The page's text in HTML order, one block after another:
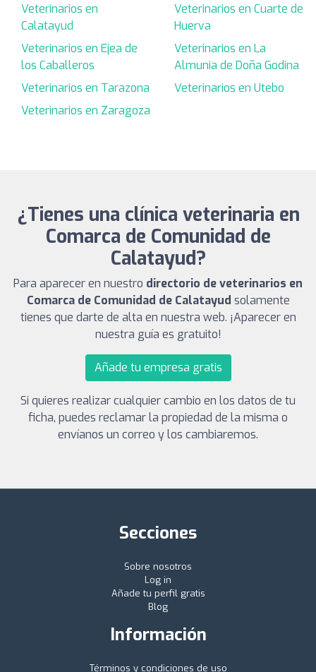
Veterinarios en
Calatayud
Veterinarios en Cuarte de
Huerva
Veterinarios en Ejea de
los Caballeros
Veterinarios en La
Almunia de Doña Godina
Veterinarios en Tarazona
Veterinarios en Utebo
Veterinarios en Zaragoza
¿Tienes una clínica veterinaria en
Comarca de Comunidad de
Calatayud?
Para aparecer en nuestro directorio de veterinarios en
Comarca de Comunidad de Calatayud solamente
tienes que darte de alta en nuestra web. ¡Aparecer en
nuestra guía es gratuito!
Añade tu empresa gratis
Si quieres realizar cualquier cambio en los datos de tu
ficha, puedes reclamar la propiedad de la misma o
envíanos un correo y los cambiaremos.
Secciones
Sobre nosotros
Log in
Añade tu perfil gratis
Blog
Información
Términos y condiciones de uso